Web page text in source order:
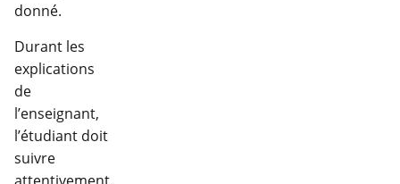
donné.
Durant les
explications
de
l’enseignant,
l’étudiant doit
suivre